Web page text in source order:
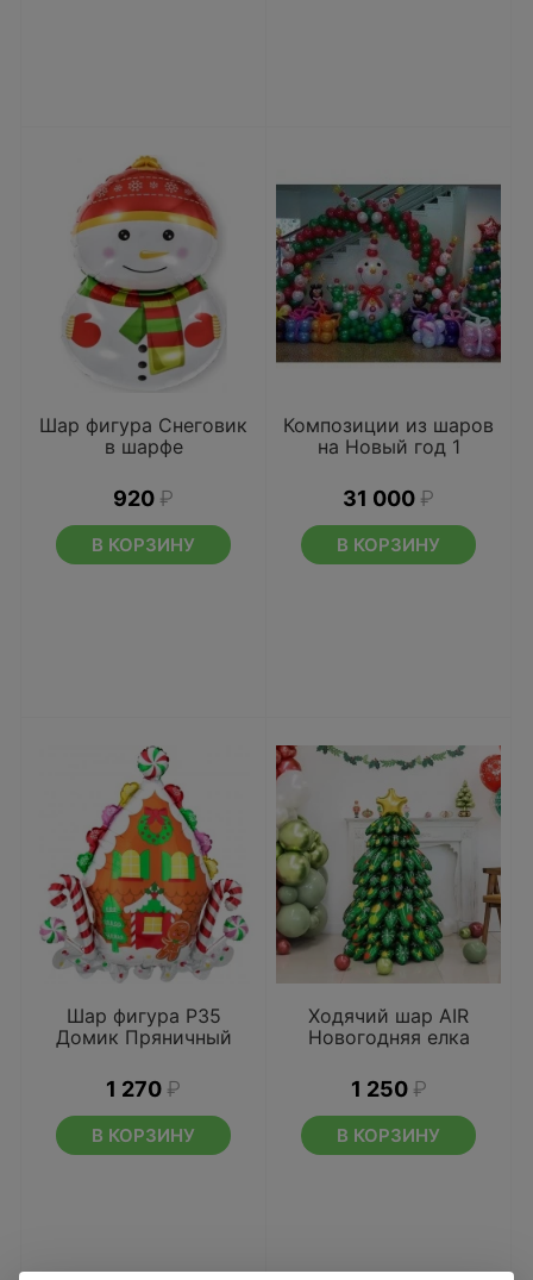
Шар фигура Снеговик
в шарфе
920 ₽
В КОРЗИНУ
Композиции из шаров
на Новый год 1
31 000 ₽
В КОРЗИНУ
Шар фигура P35
Домик Пряничный
1 270 ₽
В КОРЗИНУ
Ходячий шар AIR
Новогодняя елка
1 250 ₽
В КОРЗИНУ